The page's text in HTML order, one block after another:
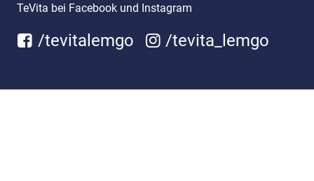
TeVita bei Facebook und Instagram
/tevitalemgo /tevita_lemgo